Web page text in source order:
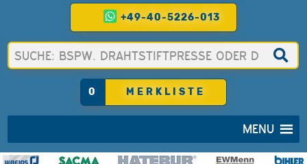
+49-40-5226-013
0 MERKLISTE
MENU